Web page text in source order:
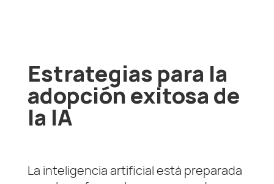
Estrategias para la
adopción exitosa de
la IA
La inteligencia artificial está preparada